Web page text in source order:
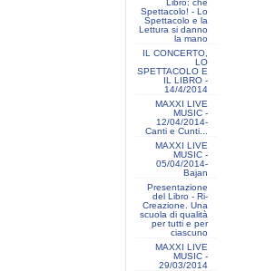
Libro: che
Spettacolo! - Lo
Spettacolo e la
Lettura si danno
la mano
IL CONCERTO,
LO
SPETTACOLO E
IL LIBRO -
14/4/2014
MAXXI LIVE
MUSIC -
12/04/2014-
Canti e Cunti...
MAXXI LIVE
MUSIC -
05/04/2014-
Bajan
Presentazione
del Libro - Ri-
Creazione. Una
scuola di qualità
per tutti e per
ciascuno
MAXXI LIVE
MUSIC -
29/03/2014